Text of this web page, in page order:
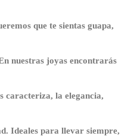
que te sientas guapa,
nuestras joyas encontrarás
caracteriza, la elegancia,
Ideales para llevar siempre,